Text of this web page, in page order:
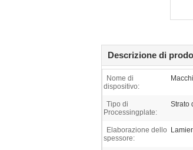
Descrizione di
Nome di
dispositivo:
Tipo di
Processingplate:
Strato
Elaborazione dello
spessore: